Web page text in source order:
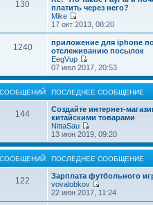
130
платить через него?
Mike
17 окт 2013, 08:20
1240
приложение для iphone
отслеживанию посылок
EegVup
07 июл 2017, 20:53
СООБЩЕНИЙ ПОСЛЕДНЕЕ СООБЩЕНИЕ
144
Создайте интернет-
китайскими товарами
NittaSau
13 июн 2019, 09:20
СООБЩЕНИЙ ПОСЛЕДНЕЕ СООБЩЕНИЕ
122
Зарплата футбольного
vovalobkov
22 июн 2017, 11:24